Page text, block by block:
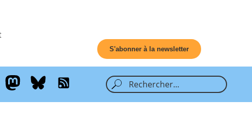
S'abonner à la newsletter